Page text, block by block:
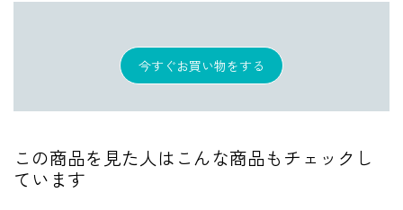
今すぐお買い物をする
この商品を見た人はこんな商品もチェックし
ています